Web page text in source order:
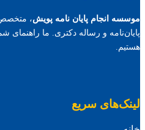
موسسه انجام پایان نامه پویش، متخصص
پایان‌نامه و رساله دکتری. ما
هستیم.
لینک‌های سریع